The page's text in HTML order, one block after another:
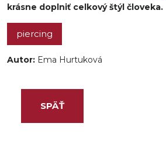
krásne doplniť celkový štýl človeka.
piercing
Autor: Ema Hurtuková
SPÄŤ